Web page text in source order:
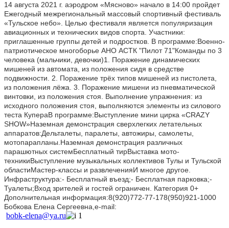
14 августа 2021 г. аэродром «Мясново» начало в 14:00 пройдет
Ежегодный межрегиональный массовый спортивный фестиваль
«Тульское небо». Целью фестиваля является популяризация
авиационных и технических видов спорта. Участники:
приглашенные группы детей и подростков. В программе:Военно-
патриотическое многоборье АНО АСТК "Пилот 71"Команды по 3
человека (мальчики, девочки)1. Поражение динамических
мишеней из автомата, из положения сидя в средстве
подвижности. 2. Поражение трёх типов мишеней из пистолета,
из положения лёжа. 3. Поражение мишени из пневматической
винтовки, из положения стоя. Выполнение упражнения: из
исходного положения стоя, выполняются элементы из силового
теста КупераВ программе:Выступление мини цирка «CRAZY
SHOW»Наземная демонстрация сверхлегких летательных
аппаратов:Дельталеты, паралеты, автожиры, самолеты,
мотопарапланы.Наземная демонстрация различных
парашютных системБесплатный тирВыставка мото-
техникиВыступление музыкальных коллективов Тулы и Тульской
областиМастер-классы и развлеченияИ многое другое.
Инфраструктура:- Бесплатный въезд;- Бесплатная парковка;-
Туалеты;Вход зрителей и гостей ограничен. Категория 0+
Дополнительная информация:8(920)772-77-178(950)921-1000
Бобкова Елена Сергеевна,e-mail:
bobk-elena@ya.ru